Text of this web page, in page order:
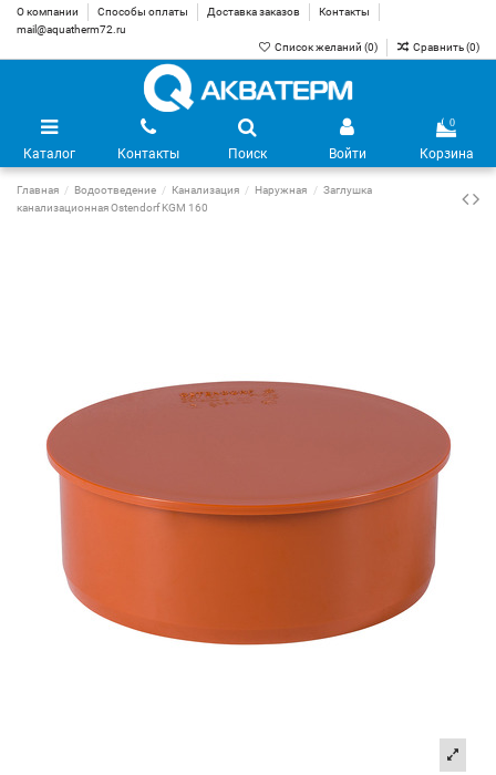
О компании Способы оплаты Доставка заказов
Контакты
mail@aquatherm72.ru
Список желаний (0) Сравнить (0)
Каталог Контакты Поиск Войти
0
Корзина
Главная Водоотведение Канализация Наружная
Заглушка
канализационная Ostendorf KGM 160